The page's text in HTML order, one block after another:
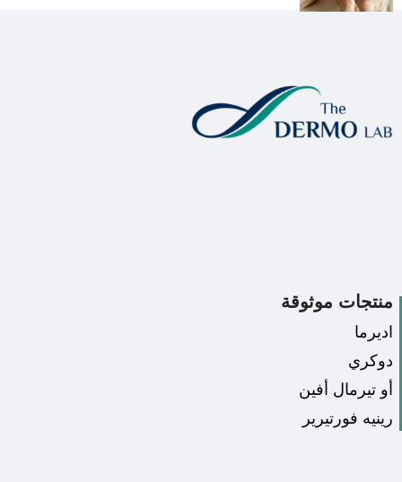
منتجات موثوقة
اديرما
دوكري
أو تيرمال أفين
رينيه فورتيرير